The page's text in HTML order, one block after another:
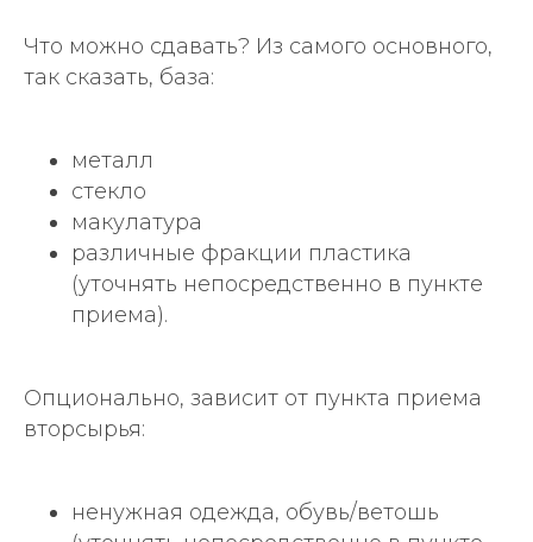
Что можно сдавать? Из самого основного,
так сказать, база:
металл
стекло
макулатура
различные фракции пластика
(уточнять непосредственно в пункте
приема).
Опционально, зависит от пункта приема
вторсырья:
ненужная одежда, обувь/ветошь